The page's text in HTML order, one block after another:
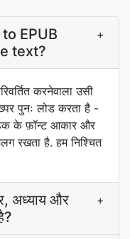
EPUB
text?
+
करनेवाला उसी
पुनः लोड करता है -
के फ़ॉन्ट आकार और
रखता है. हम निश्चित
अध्याय और
+